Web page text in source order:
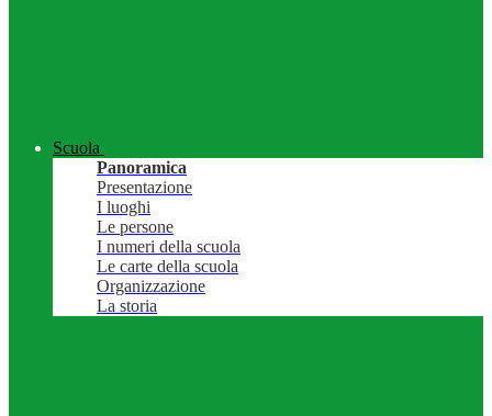
Scuola
Panoramica
Presentazione
I luoghi
Le persone
I numeri della scuola
Le carte della scuola
Organizzazione
La storia